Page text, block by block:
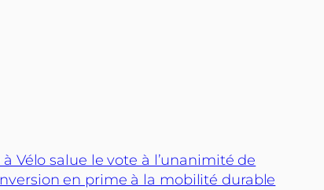
Vélo salue le vote à l’unanimité de
en prime à la mobilité durable